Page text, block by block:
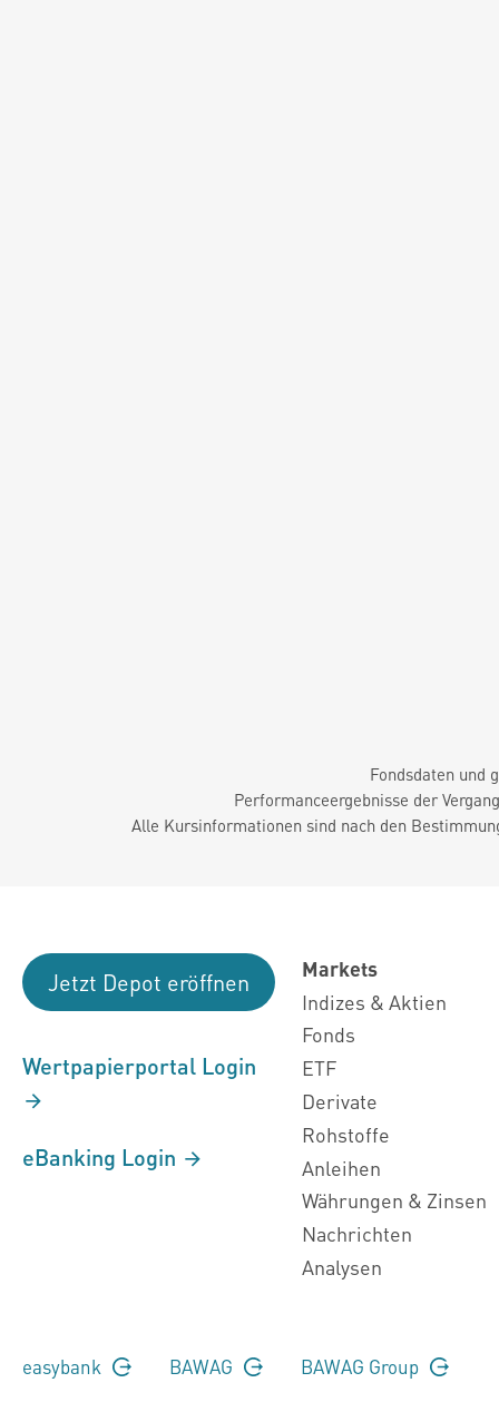
Fondsdaten und
Performanceergebnisse der
Alle Kursinformationen sind nach den
Jetzt Depot eröffnen
Wertpapierportal Login
eBanking Login
Markets
Indizes & Aktien
Fonds
ETF
Derivate
Rohstoffe
Anleihen
Währungen & Zinsen
Nachrichten
Analysen
easybank BAWAG BAWAG Group